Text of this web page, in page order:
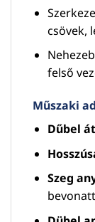
csövek,
felső
Műszaki
Dűbel
Szeg